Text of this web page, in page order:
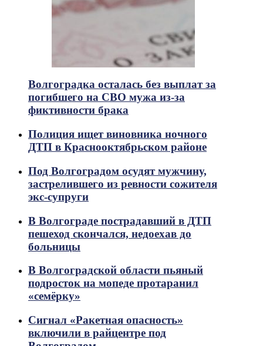
Волгоградка осталась без выплат за
погибшего на СВО мужа из-за
фиктивности брака
Полиция ищет виновника ночного
ДТП в Краснооктябрьском районе
Под Волгоградом осудят мужчину,
застрелившего из ревности сожителя
экс-супруги
В Волгограде пострадавший в ДТП
пешеход скончался, недоехав до
больницы
В Волгоградской области пьяный
подросток на мопеде протаранил
«семёрку»
Сигнал «Ракетная опасность»
включили в райцентре под